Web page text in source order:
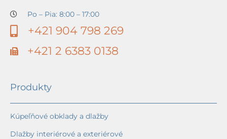
Po – Pia: 8:00 – 17:00
+421 904 798 269
+421 2 6383 0138
Produkty
Kúpeľňové obklady a dlažby
Dlažby interiérové a exteriérové